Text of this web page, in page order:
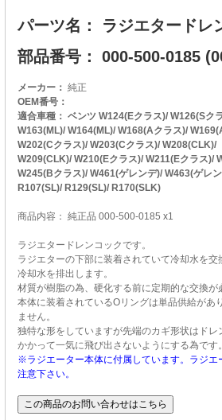
パーツ名： ラジエタードレ
部品番号： 000-500-0185
メーカー： 純正
OEM番号：
適合車種： ベンツ W124(Eクラス)/ W126(Sク
W163(ML)/ W164(ML)/ W168(Aクラス)/
W202(Cクラス)/ W203(Cクラス)/ W208(CLK)/
W209(CLK)/ W210(Eクラス)/ W211(Eクラス)/
W245(Bクラス)/ W461(ゲレンデ)/ W463(ゲレ
R107(SL)/ R129(SL)/ R170(SLK)
商品内容： 純正品 000-500-0185 x1
ラジエタードレンコックです。
ラジエターの下部に装着されていて冷却水を
冷却水を排出します。
材質が樹脂の為、硬化する前に定期的な交換が
本体に装着されているOリングは単品供給があ
ません。
独特な形をしていますが先端のカギ形状はド
かかって一気に飛び出さないようにする為です。
※ラジエーター本体に付属しています。ラジエ
注意下さい。